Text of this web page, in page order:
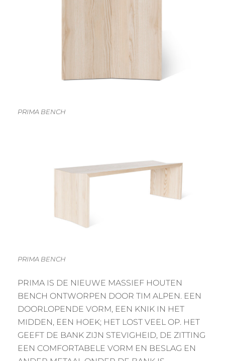
PRIMA BENCH
PRIMA BENCH
PRIMA IS DE NIEUWE MASSIEF HOUTEN
BENCH ONTWORPEN DOOR TIM ALPEN. EEN
DOORLOPENDE VORM, EEN KNIK IN HET
MIDDEN, EEN HOEK; HET LOST VEEL OP. HET
GEEFT DE BANK ZIJN STEVIGHEID, DE ZITTING
EEN COMFORTABELE VORM EN BESLAG EN